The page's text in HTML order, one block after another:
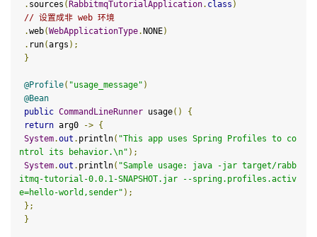
. sources (RabbitmqTutorialApplication. class )
// 设置成非 web 环境
.web(WebApplicationType.NONE)
. run(args ) ;
}
@Profile( "usage_message" )
@Bean
public CommandLineRunner usage()
{
return arg0 -> {
System.out . println( "This app uses Spring Profiles to co
ntrol its behavior.\n" );
System.out . println( "Sample usage: java -jar target/rabb
itmq-tutorial-0.0.1-SNAPSHOT.jar --spring.profiles.activ
e=hello-world,sender" );
};
}